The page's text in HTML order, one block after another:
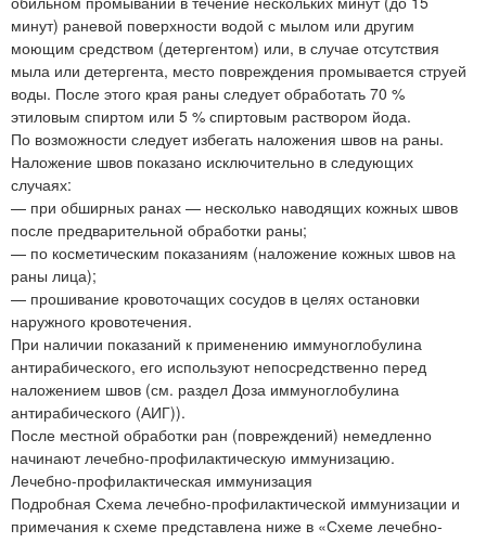
минут) раневой поверхности водой с мылом или другим
моющим средством (детергентом) или, в случае отсутствия
мыла или детергента, место повреждения промывается струей
воды. После этого края раны следует обработать 70 %
этиловым спиртом или 5 % спиртовым раствором йода.
По возможности следует избегать наложения швов на раны.
Наложение швов показано исключительно в следующих
случаях:
— при обширных ранах — несколько наводящих кожных швов
после предварительной обработки раны;
— по косметическим показаниям (наложение кожных швов на
раны лица);
— прошивание кровоточащих сосудов в целях остановки
наружного кровотечения.
При наличии показаний к применению иммуноглобулина
антирабического, его используют непосредственно перед
наложением швов (см. раздел Доза иммуноглобулина
антирабического (АИГ)).
После местной обработки ран (повреждений) немедленно
начинают лечебно-профилактическую иммунизацию.
Лечебно-профилактическая иммунизация
Подробная Схема лечебно-профилактической иммунизации и
примечания к схеме представлена ниже в «Схеме лечебно-